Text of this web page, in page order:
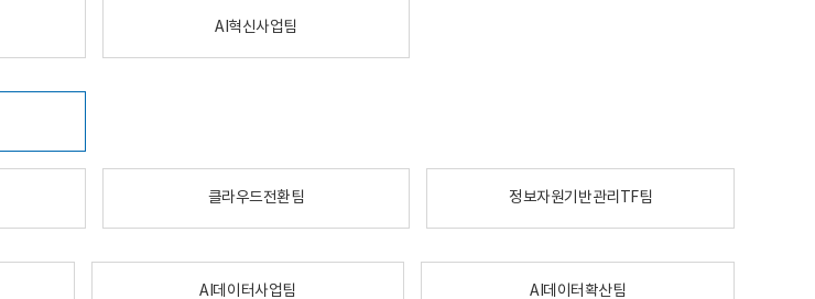
AI혁신사업팀
클라우드전환팀 정보자원기반관리TF팀
AI데이터사업팀 AI데이터확산팀